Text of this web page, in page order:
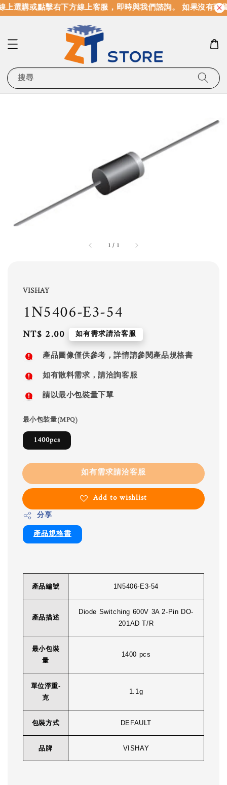
選購或點擊右下方線上客服，即時與我們諮詢。 如果沒有現
搜尋
1 / 1
VISHAY
1N5406-E3-54
Regular
price
NT$ 2.00 如有需求請洽客服
產品圖像僅供參考，詳情請參閱產品規格書
如有散料需求，請洽詢客服
請以最小包裝量下單
最小包裝量(MPQ)
1400pcs
如有需求請洽客服
Add to wishlist
分享
產品規格書
產品編號 1N5406-E3-54
產品描述
Diode Switching 600V 3A 2-Pin DO-
201AD T/R
最小包裝
量
1400 pcs
單位淨重-
克
1.1g
包裝方式 DEFAULT
品牌 VISHAY